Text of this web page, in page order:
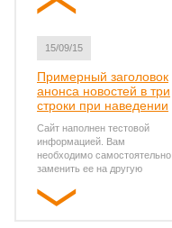
заменить ее на другую
15/09/15
Примерный заголовок
анонса новостей в три
строки при наведении
Сайт наполнен тестовой
информацией. Вам
необходимо самостоятельно
заменить ее на другую
10/09/15